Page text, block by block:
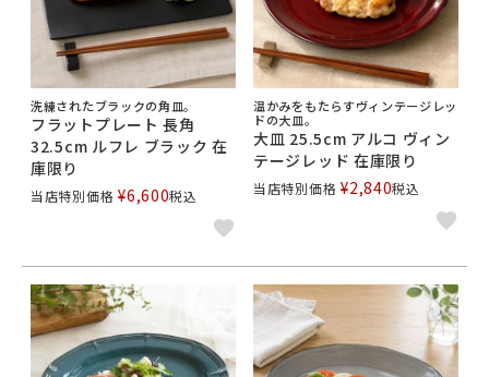
洗練されたブラックの角皿。
フラットプレート 長角
32.5cm ルフレ ブラック 在
庫限り
当店特別価格 ¥6,600税込
温かみをもたらすヴィンテージレッ
ドの大皿。
大皿 25.5cm アルコ ヴィン
テージレッド 在庫限り
当店特別価格 ¥2,840税込